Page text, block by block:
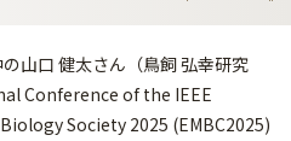
山口 健太さん（鳥飼 弘幸研究
Conference of the IEEE
Society 2025 (EMBC2025)